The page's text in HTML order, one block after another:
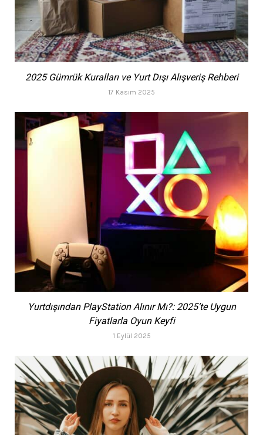
2025 Gümrük Kuralları ve Yurt Dışı Alışveriş Rehberi
17 Kasım 2025
Yurtdışından PlayStation Alınır Mı?: 2025’te Uygun
Fiyatlarla Oyun Keyfi
1 Eylül 2025